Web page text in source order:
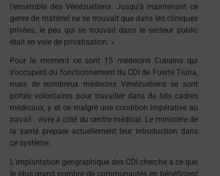
l’ensemble des Vénézuéliens. Jusqu’à maintenant ce
genre de matériel ne se trouvait que dans les cliniques
privées, le peu qui se trouvait dans le secteur public
était en voie de privatisation. »
Pour le moment ce sont 15 médecins Cubains qui
s’occupent du fonctionnement du CDI de Fuerte Tiuna,
mais de nombreux médecins Vénézuéliens se sont
portés volontaires pour travailler dans de tels cadres
médicaux, y et ce malgré une condition impérative au
travail : vivre à côté du centre médical. Le ministère de
la santé prépare actuellement leur introduction dans
ce système.
L’implantation géographique des CDI cherche à ce que
le plus grand nombre de communautés en bénéficient